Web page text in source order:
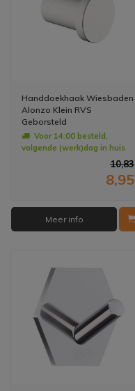
Handdoekhaak Wiesbaden
Alonzo Klein RVS
Geborsteld
Voor 14:00 besteld,
volgende (werk)dag in huis
10,83
8,95
Meer info